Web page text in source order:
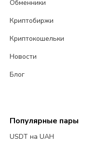
Обменники
Криптобиржи
Криптокошельки
Новости
Блог
Популярные пары
USDT на UAH